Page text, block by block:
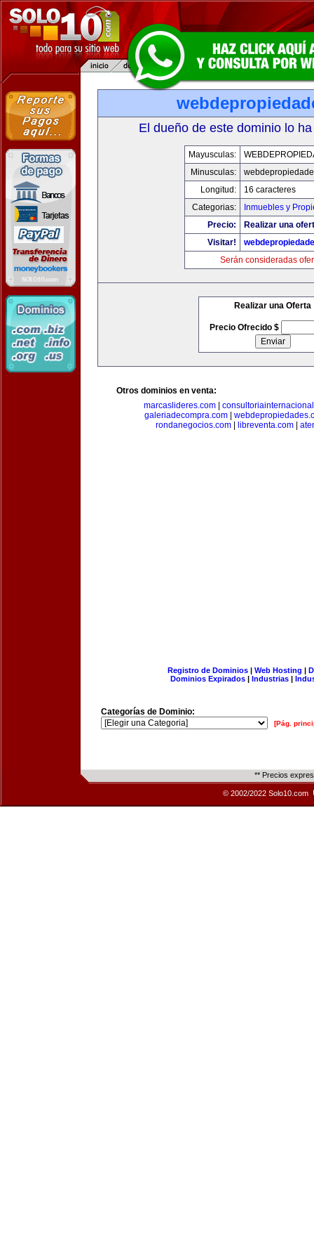
El dueño de este dominio lo
Mayusculas:
Minusculas:
Longitud:
16 caracteres
Categorias:
Inmuebles y
Precio:
Realizar una
Visitar!
Serán consideradas
Realizar una Oferta
Precio Ofrecido $
Otros dominios en venta:
marcaslideres.com
galeriadecompra.com|
rondanegocios.com| libreventa.com|
Registro de Dominios| Web Hosting |
Dominios Expirados | Industrias |
Categorías de Dominio:
[Pág.
** Precios
© 2002/2022 Solo10.com